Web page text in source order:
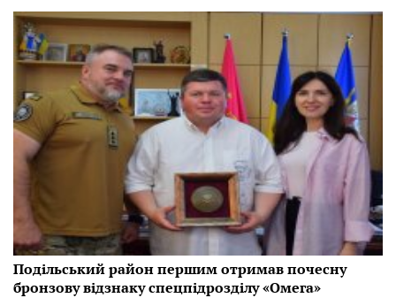
Подільський район першим отримав почесну
бронзову відзнаку спецпідрозділу «Омега»